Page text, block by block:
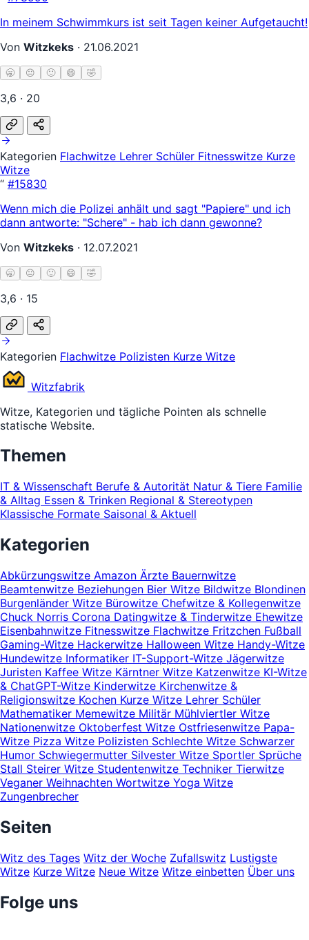
In meinem Schwimmkurs ist seit Tagen keiner Aufgetaucht!
Von Witzkeks · 21.06.2021
🥱 😐 🙂 😄 🤣
3,6 · 20
Kategorien Flachwitze Lehrer Schüler Fitnesswitze Kurze
Witze
“ #15830
Wenn mich die Polizei anhält und sagt "Papiere" und ich
dann antworte: "Schere" - hab ich dann gewonne?
Von Witzkeks · 12.07.2021
🥱 😐 🙂 😄 🤣
3,6 · 15
Kategorien Flachwitze Polizisten Kurze Witze
Witzfabrik
Witze, Kategorien und tägliche Pointen als schnelle
statische Website.
Themen
IT & Wissenschaft Berufe & Autorität Natur & Tiere Familie
& Alltag Essen & Trinken Regional & Stereotypen
Klassische Formate Saisonal & Aktuell
Kategorien
Abkürzungswitze Amazon Ärzte Bauernwitze
Beamtenwitze Beziehungen Bier Witze Bildwitze Blondinen
Burgenländer Witze Bürowitze Chefwitze & Kollegenwitze
Chuck Norris Corona Datingwitze & Tinderwitze Ehewitze
Eisenbahnwitze Fitnesswitze Flachwitze Fritzchen Fußball
Gaming-Witze Hackerwitze Halloween Witze Handy-Witze
Hundewitze Informatiker IT-Support-Witze Jägerwitze
Juristen Kaffee Witze Kärntner Witze Katzenwitze KI-Witze
& ChatGPT-Witze Kinderwitze Kirchenwitze &
Religionswitze Kochen Kurze Witze Lehrer Schüler
Mathematiker Memewitze Militär Mühlviertler Witze
Nationenwitze Oktoberfest Witze Ostfriesenwitze Papa-
Witze Pizza Witze Polizisten Schlechte Witze Schwarzer
Humor Schwiegermutter Silvester Witze Sportler Sprüche
Stall Steirer Witze Studentenwitze Techniker Tierwitze
Veganer Weihnachten Wortwitze Yoga Witze
Zungenbrecher
Seiten
Witz des Tages Witz der Woche Zufallswitz Lustigste
Witze Kurze Witze Neue Witze Witze einbetten Über uns
Folge uns